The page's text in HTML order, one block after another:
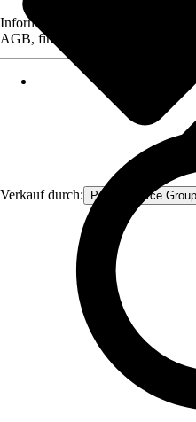
Verkauf durch: Procommerce Group
Informationen des Verkäufers,
AGB, finden Sie bei Klick auf den